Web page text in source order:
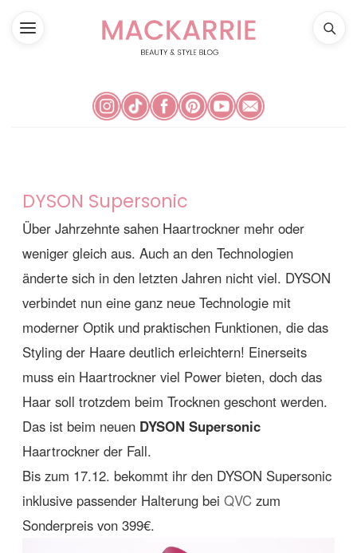
DYSON Supersonic
Über Jahrzehnte sahen Haartrockner mehr oder
weniger gleich aus. Auch an den Technologien
änderte sich in den letzten Jahren nicht viel. DYSON
verbindet nun eine ganz neue Technologie mit
moderner Optik und praktischen Funktionen, die das
Styling der Haare deutlich erleichtern! Einerseits
muss ein Haartrockner viel Power bieten, doch das
Haar soll trotzdem beim Trocknen geschont werden.
Das ist beim neuen DYSON Supersonic
Haartrockner der Fall.
Bis zum 17.12. bekommt ihr den DYSON Supersonic
inklusive passender Halterung bei QVC zum
Sonderpreis von 399€.